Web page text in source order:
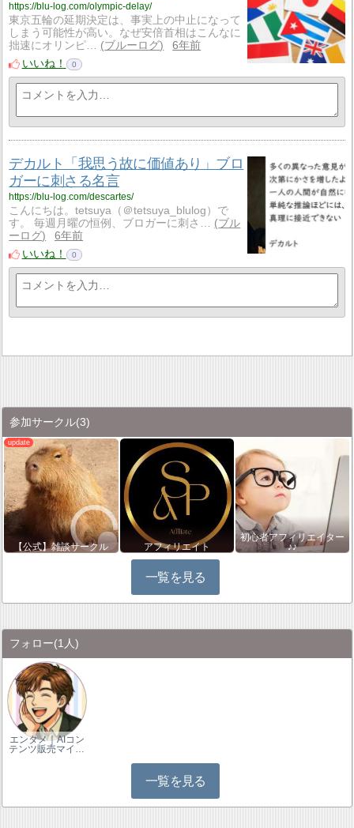
https://blu-log.com/olympic-delay/
東京五輪の延期決定は、事実上の中止になって
しまう可能性が高い。なぜ安倍首相はこんなに
拙速にオリンピ…
ブルーログ
6年前
いいね！
0
デカルト「我思う故に価値あり」ブロ
ガーに刺さる名言
https://blu-log.com/descartes/
こんにちは。tetsuya（＠tetsuya_blulog）で
す。 毎週月曜の恒例、ブロガーに刺さ…
ブル
ーログ
6年前
いいね！
0
参加サークル(3)
【公式】雑談サークル アフィリエイト
初心者アフィリエイター
♪♪
一覧を見る
フォロー(1人)
エンタメ｜AIコン
テンツ販売マイ…
一覧を見る